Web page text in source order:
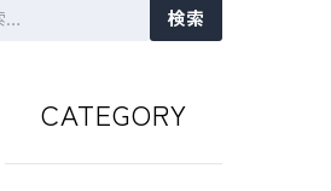
CATEGORY